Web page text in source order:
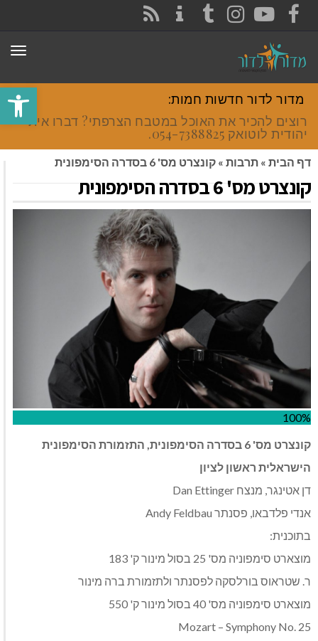
פתח
FACEBOOK
YOUTUBE
INSTAGRAM
TUMBLR
מדור לדור חדשות חמות:
רוצים להכיר את האוכל במטבח הצרפתי? דברו איתי
יהודית לוטואק 054-7388825.
דף הבית » תרבות » קונצרט מס' 6 בסדרה הסימפונית
קונצרט מס' 6 בסדרה הסימפונית
100%
קונצרט מס' 6 בסדרה הסימפונית, התזמורת הסימפונית
הישראלית ראשון לציון
דן אטינגר, מנצח Dan Ettinger
אנדי פלדבאו, פסנתר Andy Feldbau
בתוכנית:
מוצארט סימפוניה מס' 25 בסול מינור ק' 183
ר. שטראוס בורלסקה לפסנתר ולתזמורת ברה מינור
מוצארט סימפוניה מס' 40 בסול מינור ק' 550
Mozart – Symphony No. 25